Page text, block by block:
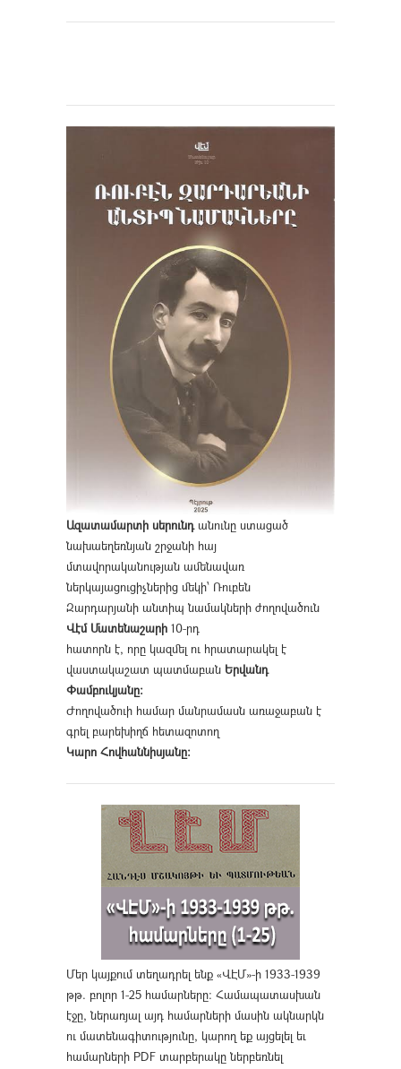
Ազատամարտի սերունդանունը ստացած
նախաեղեռնյան շրջանի հայ
մտավորականության ամենավառ
ներկայացուցիչներից մեկի՝ Ռուբեն
Զարդարյանի անտիպ նամակների ժողովածուն
Վէմ Մատենաշարի 10-րդ
հատորն է, որը կազմել ու հրատարակել է
վաստակաշատ պատմաբան Երվանդ
Փամբուկյանը։
Ժողովածուի համար մանրամասն առաջաբան է
գրել բարեխիղճ հետազոտող
Կարո Հովհաննիսյանը։
Մեր կայքում տեղադրել ենք «ՎԷՄ»-ի 1933-1939
թթ. բոլոր 1-25 համարները։ Համապատասխան
էջը, ներառյալ այդ համարների մասին ակնարկն
ու մատենագիտությունը, կարող եք այցելել եւ
համարների PDF տարբերակը ներբեռնել